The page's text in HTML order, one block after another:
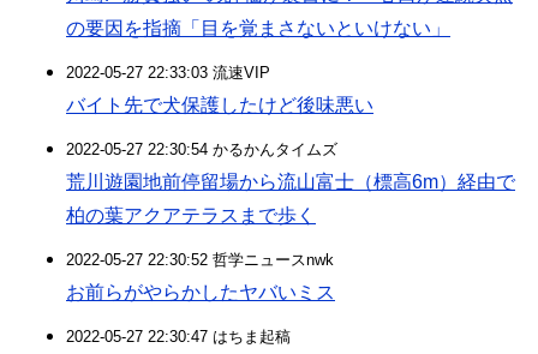
の要因を指摘「目を覚まさないといけない」
2022-05-27 22:33:03 流速VIP
バイト先で犬保護したけど後味悪い
2022-05-27 22:30:54 かるかんタイムズ
荒川遊園地前停留場から流山富士（標高6m）経由で
柏の葉アクアテラスまで歩く
2022-05-27 22:30:52 哲学ニュースnwk
お前らがやらかしたヤバいミス
2022-05-27 22:30:47 はちま起稿